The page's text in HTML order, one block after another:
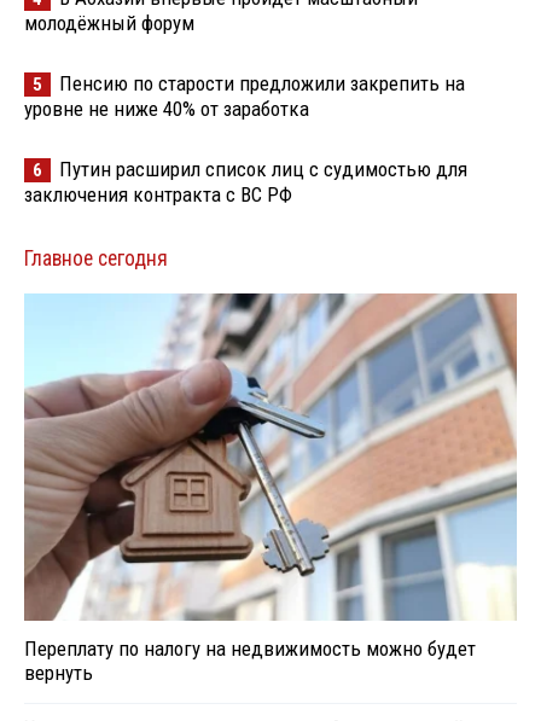
молодёжный форум
5
Пенсию по старости предложили закрепить на
уровне не ниже 40% от заработка
6
Путин расширил список лиц с судимостью для
заключения контракта с ВС РФ
Главное сегодня
Переплату по налогу на недвижимость можно будет
вернуть